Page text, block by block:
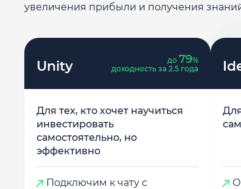
увеличения прибыли и получения
Unity до79%
доходность за 2.5 года
Для тех, кто хочет научиться
инвестировать
самостоятельно, но
эффективно
Подключим к чату с